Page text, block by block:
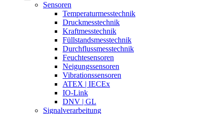
Sensoren
Temperaturmesstechnik
Druckmesstechnik
Kraftmesstechnik
Füllstandsmesstechnik
Durchflussmesstechnik
Feuchtesensoren
Neigungssensoren
Vibrationssensoren
ATEX | IECEx
IO-Link
DNV | GL
Signalverarbeitung